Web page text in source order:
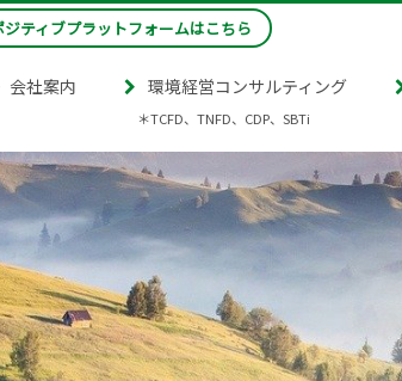
ティブプラットフォームはこちら
会社案内 環境経営コンサルティング
＊TCFD、TNFD、CDP、SBTi